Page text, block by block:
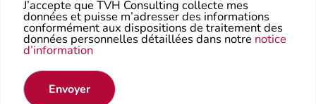
J’accepte que TVH Consulting collecte mes
données et puisse m’adresser des informations
conformément aux dispositions de traitement des
données personnelles détaillées dans notre notice
d’information
Envoyer